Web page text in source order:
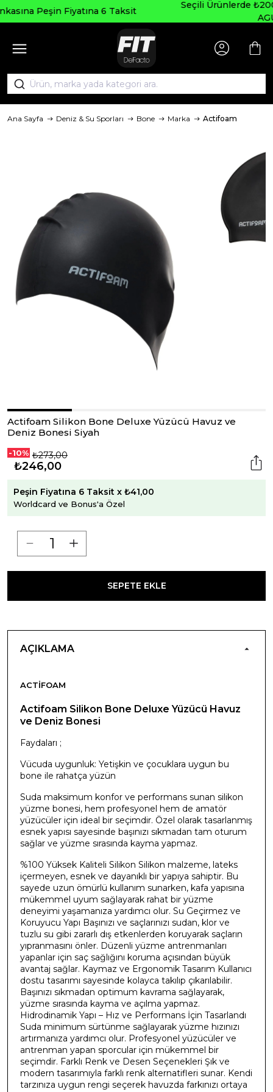
Seçili Ürünlerde ₺2000 Üzeri ₺200 İndirim
Ana Sayfa Deniz & Su Sporları Bone Marka Actifoam
Actifoam Silikon Bone Deluxe Yüzücü Havuz ve
Deniz Bonesi Siyah
-10% ₺273,00
₺246,00
Peşin Fiyatına 6 Taksit x ₺41,00
Worldcard ve Bonus'a Özel
SEPETE EKLE
AÇIKLAMA
ACTIFOAM
Actifoam Silikon Bone Deluxe Yüzücü Havuz
ve Deniz Bonesi
Faydaları ;
Vücuda uygunluk: Yetişkin ve çocuklara uygun bu
bone ile rahatça yüzün
Suda maksimum konfor ve performans sunan silikon
yüzme bonesi, hem profesyonel hem de amatör
yüzücüler için ideal bir seçimdir. Özel olarak tasarlanmış
esnek yapısı sayesinde başınızı sıkmadan tam oturum
sağlar ve yüzme sırasında kayma yapmaz.
%100 Yüksek Kaliteli Silikon Silikon malzeme, lateks
içermeyen, esnek ve dayanıklı bir yapıya sahiptir. Bu
sayede uzun ömürlü kullanım sunarken, kafa yapısına
mükemmel uyum sağlayarak rahat bir yüzme
deneyimi yaşamanıza yardımcı olur. Su Geçirmez ve
Koruyucu Yapı Başınızı ve saçlarınızı sudan, klor ve
tuzlu su gibi zararlı dış etkenlerden koruyarak saçların
yıpranmasını önler. Düzenli yüzme antrenmanları
yapanlar için saç sağlığını koruma açısından büyük
avantaj sağlar. Kaymaz ve Ergonomik Tasarım Kullanıcı
dostu tasarımı sayesinde kolayca takılıp çıkarılabilir.
Başınızı sıkmadan optimum kavrama sağlayarak,
yüzme sırasında kayma ve açılma yapmaz.
Hidrodinamik Yapı – Hız ve Performans İçin Tasarlandı
Suda minimum sürtünme sağlayarak yüzme hızınızı
artırmanıza yardımcı olur. Profesyonel yüzücüler ve
antrenman yapan sporcular için mükemmel bir
seçimdir. Farklı Renk ve Desen Seçenekleri Şık ve
modern tasarımıyla farklı renk alternatifleri sunar. Kendi
tarzınıza uygun rengi seçerek havuzda farkınızı ortaya